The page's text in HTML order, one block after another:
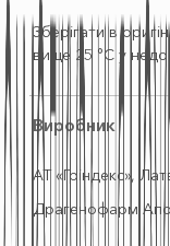
Зберігати в
вище 25 °С у
Виробник
АТ «Гріндекс»,
Драгенофарм